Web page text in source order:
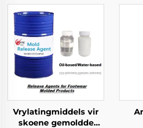
Vrylatingmiddels vir
skoene gemoldde